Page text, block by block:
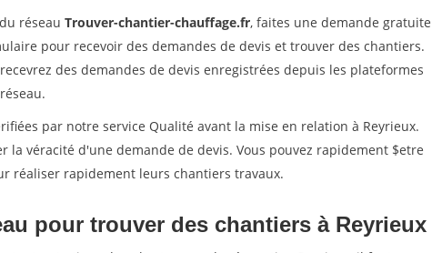
réseau Trouver-chantier-chauffage.fr, faites une demande gratuite
pour recevoir des demandes de devis et trouver des chantiers.
des demandes de devis enregistrées depuis les plateformes
par notre service Qualité avant la mise en relation à Reyrieux.
la véracité d'une demande de devis. Vous pouvez rapidement $etre
réaliser rapidement leurs chantiers travaux.
pour trouver des chantiers à Reyrieux